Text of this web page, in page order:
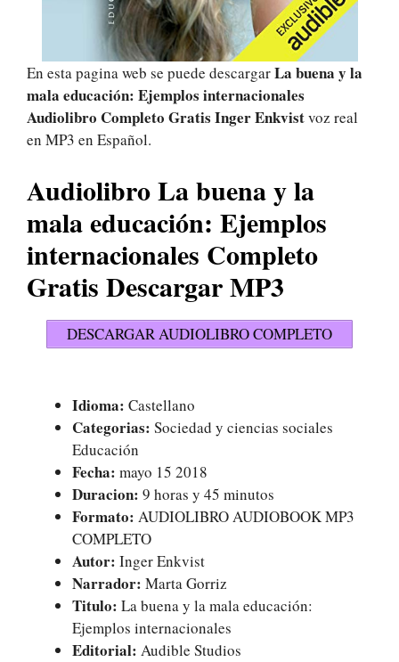
En esta pagina web se puede descargarLa buena y la
mala educación: Ejemplos internacionales
Audiolibro Completo Gratis Inger Enkvistvoz real
en MP3 en Español.
Audiolibro La buena y la
mala educación: Ejemplos
internacionales Completo
Gratis Descargar MP3
DESCARGAR AUDIOLIBRO COMPLETO
Idioma: Castellano
Categorias: Sociedad y ciencias sociales
Educación
Fecha: mayo 15 2018
Duracion: 9 horas y 45 minutos
Formato: AUDIOLIBRO AUDIOBOOK MP3
COMPLETO
Autor: Inger Enkvist
Narrador: Marta Gorriz
Titulo: La buena y la mala educación:
Ejemplos internacionales
Editorial: Audible Studios